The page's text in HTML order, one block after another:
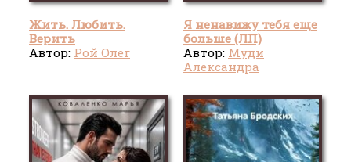
Жить. Любить.
Верить
Автор: Рой Олег
Я ненавижу тебя еще
больше (ЛП)
Автор: Муди
Александра